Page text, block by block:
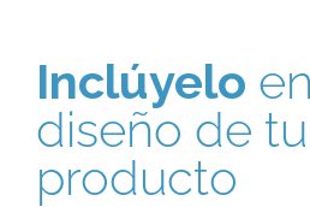
Inclúyelo
diseño de tu
producto